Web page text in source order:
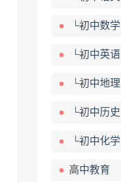
└初中数学
└初中英语
└初中地理
└初中历史
└初中化学
高中教育